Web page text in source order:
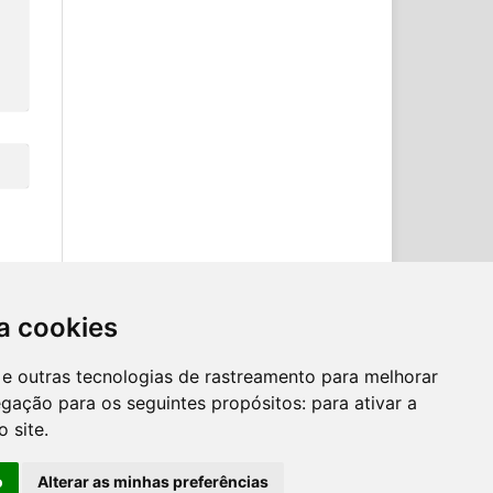
cookies
outras tecnologias de rastreamento para melhorar
para os seguintes propósitos: para ativar a
site.
Alterar as minhas preferências